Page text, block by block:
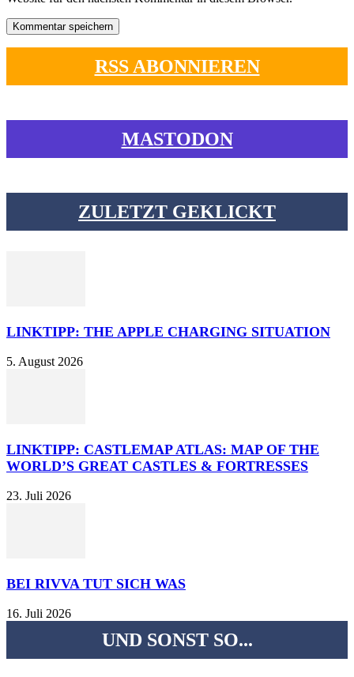
RSS ABONNIEREN
MASTODON
ZULETZT GEKLICKT
LINKTIPP: THE APPLE CHARGING SITUATION
5. August 2026
LINKTIPP: CASTLEMAP ATLAS: MAP OF THE
WORLD’S GREAT CASTLES & FORTRESSES
23. Juli 2026
BEI RIVVA TUT SICH WAS
16. Juli 2026
UND SONST SO...